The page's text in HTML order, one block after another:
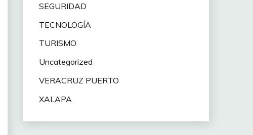
SEGURIDAD
TECNOLOGÍA
TURISMO
Uncategorized
VERACRUZ PUERTO
XALAPA